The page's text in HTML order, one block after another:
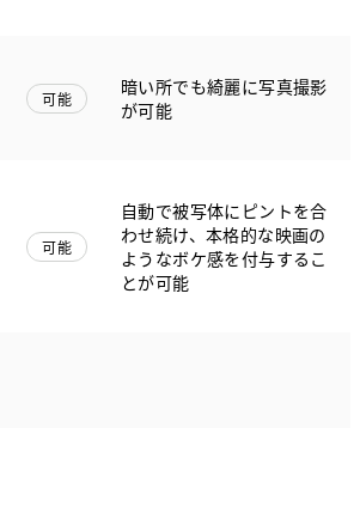
可能
暗い所でも綺麗に写真撮影
が可能
可能
自動で被写体にピントを合
わせ続け、本格的な映画の
ようなボケ感を付与するこ
とが可能